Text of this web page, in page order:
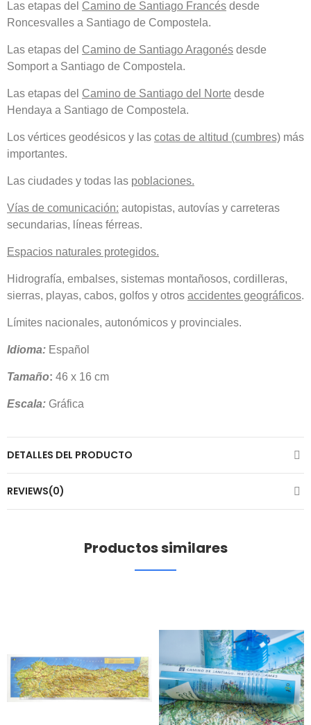
Las etapas del Camino de Santiago Francés desde
Roncesvalles a Santiago de Compostela.
Las etapas del Camino de Santiago Aragonés desde
Somport a Santiago de Compostela.
Las etapas del Camino de Santiago del Norte desde
Hendaya a Santiago de Compostela.
Los vértices geodésicos y las cotas de altitud (cumbres) más
importantes.
Las ciudades y todas las poblaciones.
Vías de comunicación: autopistas, autovías y carreteras
secundarias, líneas férreas.
Espacios naturales protegidos.
Hidrografía, embalses, sistemas montañosos, cordilleras,
sierras, playas, cabos, golfos y otros accidentes geográficos.
Límites nacionales, autonómicos y provinciales.
Idioma: Español
Tamaño: 46 x 16 cm
Escala: Gráfica
DETALLES DEL PRODUCTO
REVIEWS(0)
Productos similares